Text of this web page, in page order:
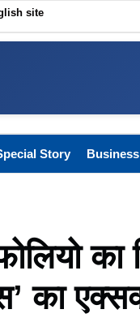
site
Story Business
का
का